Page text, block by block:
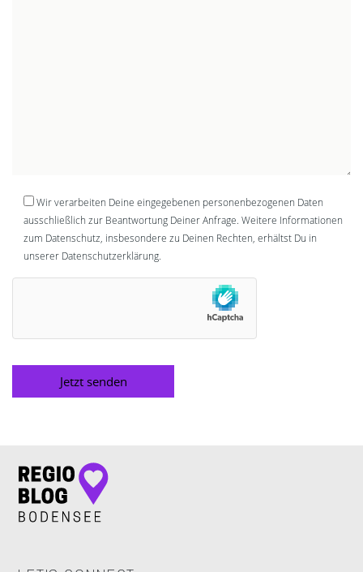
Wir verarbeiten Deine eingegebenen personenbezogenen Daten
ausschließlich zur Beantwortung Deiner Anfrage. Weitere Informationen
zum Datenschutz, insbesondere zu Deinen Rechten, erhältst Du in
unserer Datenschutzerklärung.